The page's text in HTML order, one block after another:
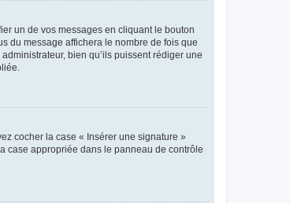
un de vos messages en cliquant le bouton
du message affichera le nombre de fois que
bien qu’ils puissent rédiger une
cocher la case « Insérer une signature »
case appropriée dans le panneau de contrôle